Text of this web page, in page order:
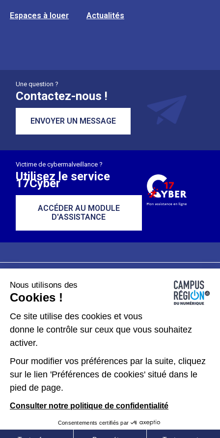
Espaces à louer Actualités
Une question ?
Contactez-nous !
ENVOYER UN MESSAGE
Victime de cybermalveillance ?
Utilisez le service
17Cyber
ACCÉDER AU MODULE
D'ASSISTANCE
Plan du site
Données personnelles
Kit de communication
Accessibilité : partiellement conforme
Nous utilisons des
Cookies !
Ce site utilise des cookies et vous
donne le contrôle sur ceux que vous souhaitez
activer.
Pour modifier vos préférences par la suite, cliquez
sur le lien 'Préférences de cookies' situé dans le
pied de page.
Consulter notre politique de confidentialité
Consentements certifiés par